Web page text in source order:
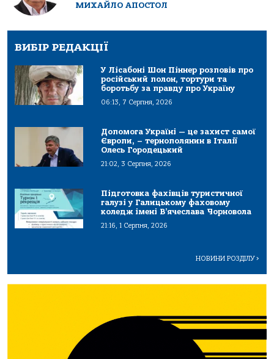
МИХАЙЛО АПОСТОЛ
ВИБІР РЕДАКЦІЇ
У Лісабоні Шон Піннер розповів про
російський полон, тортури та
боротьбу за правду про Україну
06:13, 7 Серпня, 2026
Допомога Україні — це захист самої
Європи, – тернополянин в Італії
Олесь Городецький
21:02, 3 Серпня, 2026
Підготовка фахівців туристичної
галузі у Галицькому фаховому
коледж імені В’ячеслава Чорновола
21:16, 1 Серпня, 2026
НОВИНИ РОЗДІЛУ>